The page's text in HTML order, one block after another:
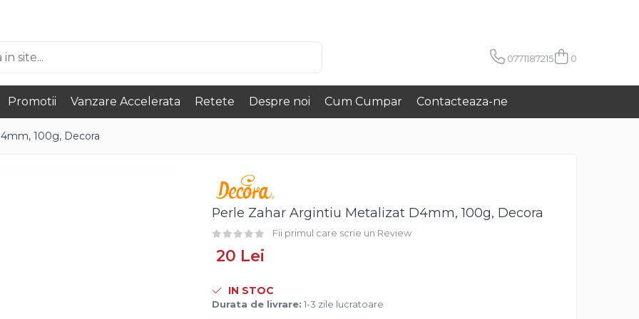
0771187215 0
Promotii Vanzare Accelerata Retete Despre noi Cum Cumpar Contacteaza-ne
100g, Decora
Perle Zahar Argintiu Metalizat D4mm, 100g, Decora
Fii primul care scrie un Review
20 Lei
IN STOC
Durata de livrare: 1-3 zile lucratoare